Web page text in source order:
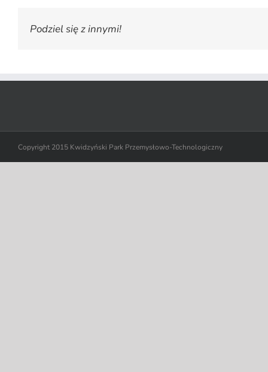
Podziel się z innymi!
Copyright 2015 Kwidzyński Park Przemysłowo-Technologiczny